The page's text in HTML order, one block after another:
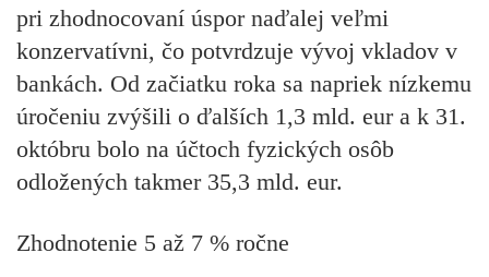
pri zhodnocovaní úspor naďalej veľmi
konzervatívni, čo potvrdzuje vývoj vkladov v
bankách. Od začiatku roka sa napriek nízkemu
úročeniu zvýšili o ďalších 1,3 mld. eur a k 31.
októbru bolo na účtoch fyzických osôb
odložených takmer 35,3 mld. eur.
Zhodnotenie 5 až 7 % ročne